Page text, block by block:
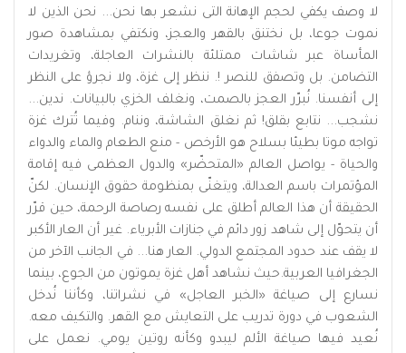
لا وصف يكفي لحجم الإهانة التى نشعر بها نحن... نحن الذين لا
نموت جوعا، بل نختنق بالقهر والعجز، ونكتفي بمشاهدة صور
المأساة عبر شاشات ممتلئة بالنشرات العاجلة، وتغريدات
التضامن. بل وتصفق للنصر !. ننظر إلى غزة، ولا نجرؤ على النظر
إلى أنفسنا. نُبرّر العجز بالصمت، ونغلف الخزي بالبيانات. ندين...
نشجب... نتابع بقلق! ثم نغلق الشاشة، وننام. وفيما تُترك غزة
تواجه موتا بطيئا بسلاح هو الأرخص - منع الطعام والماء والدواء
والحياة - يواصل العالم «المتحضّر» والدول العظمى فيه إقامة
المؤتمرات باسم العدالة، ويتغنّى بمنظومة حقوق الإنسان. لكنّ
الحقيقة أن هذا العالم أطلق على نفسه رصاصة الرحمة، حين قرّر
أن يتحوّل إلى شاهد زور دائم في جنازات الأبرياء. غير أن العار الأكبر
لا يقف عند حدود المجتمع الدولي. العار هنا... في الجانب الآخر من
الجغرافيا العربية.حيث نشاهد أهل غزة يموتون من الجوع، بينما
نسارع إلى صياغة «الخبر العاجل» في نشراتنا، وكأننا نُدخل
الشعوب في دورة تدريب على التعايش مع القهر. والتكيف معه.
نُعيد فيها صياغة الألم ليبدو وكأنه روتين يومي. نعمل على